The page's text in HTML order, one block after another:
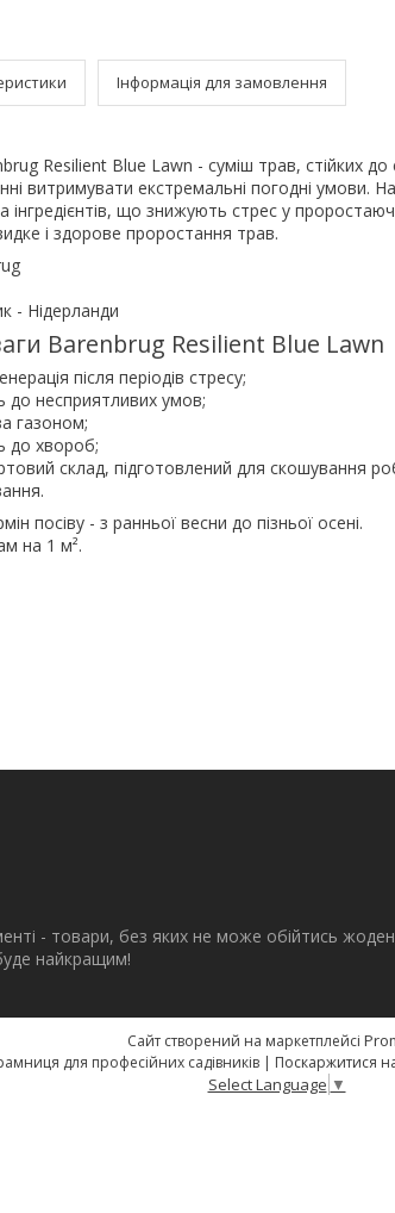
Інформація для замовлення
Resilient Blue Lawn - суміш трав, стійких до
витримувати екстремальні погодні умови.
що знижують стрес у
і здорове проростання трав.
- Нідерланди
Barenbrug Resilient Blue Lawn
після періодів стресу;
до несприятливих умов;
газоном;
до хвороб;
склад, підготовлений для скошування
посіву - з ранньої весни до пізньої осені.
на 1 м².
- товари, без яких не може обійтись
найкращим!
Сайт створений на маркетплейсі
eSad.com.ua - крамниця для професійних садівників | Поскаржитися
Select Language ▼